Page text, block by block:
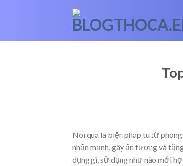
Nói quá là biện pháp tu từ
nhấn mạnh, gây ấn tượng và
dụng gì, sử dụng như nào mới